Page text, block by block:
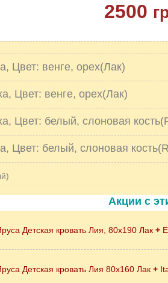
2500
Цвет: венге, орех(Лак)
Цвет: венге, орех(Лак)
Цвет: белый, слоновая
Цвет: белый, слоновая
Акции с
Детская кровать Лия, 80х190 Лак +
Детская кровать Лия 80х160 Лак +